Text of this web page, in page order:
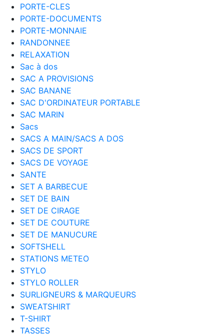
PORTE-CLES
PORTE-DOCUMENTS
PORTE-MONNAIE
RANDONNEE
RELAXATION
Sac à dos
SAC A PROVISIONS
SAC BANANE
SAC D'ORDINATEUR PORTABLE
SAC MARIN
Sacs
SACS A MAIN/SACS A DOS
SACS DE SPORT
SACS DE VOYAGE
SANTE
SET A BARBECUE
SET DE BAIN
SET DE CIRAGE
SET DE COUTURE
SET DE MANUCURE
SOFTSHELL
STATIONS METEO
STYLO
STYLO ROLLER
SURLIGNEURS & MARQUEURS
SWEATSHIRT
T-SHIRT
TASSES